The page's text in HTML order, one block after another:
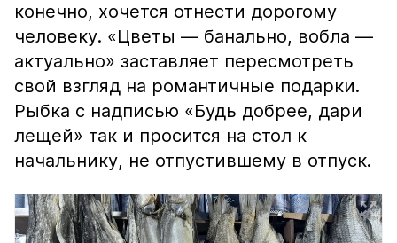
конечно, хочется отнести дорогому
человеку. «Цветы — банально, вобла —
актуально» заставляет пересмотреть
свой взгляд на романтичные подарки.
Рыбка с надписью «Будь добрее, дари
лещей» так и просится на стол к
начальнику, не отпустившему в отпуск.